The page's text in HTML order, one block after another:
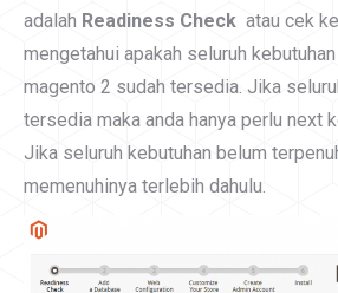
adalah Readiness Check atau cek
mengetahui apakah seluruh
magento 2 sudah tersedia. Jika
tersedia maka anda hanya perlu next
Jika seluruh kebutuhan belum
memenuhinya terlebih dahulu.